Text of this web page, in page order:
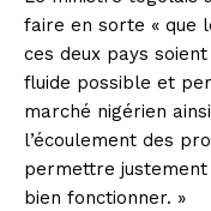
faire en sorte « que
ces deux pays
fluide possible et
marché nigérien
l’écoulement des
permettre justement
bien fonctionner. »